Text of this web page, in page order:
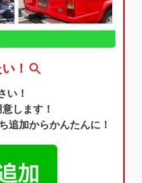
！
い！
します！
追加からかんたんに！